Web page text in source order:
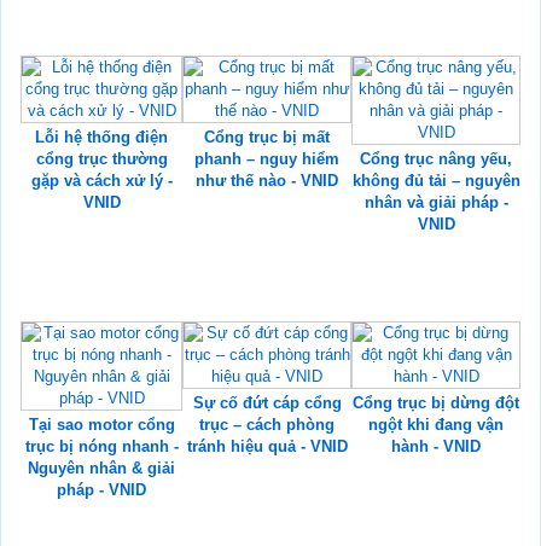
Lỗi hệ thống điện
cổng trục thường
gặp và cách xử lý -
VNID
Cổng trục bị mất
phanh – nguy hiểm
như thế nào - VNID
Cổng trục nâng yếu,
không đủ tải – nguyên
nhân và giải pháp -
VNID
Tại sao motor cổng
trục bị nóng nhanh -
Nguyên nhân & giải
pháp - VNID
Sự cố đứt cáp cổng
trục – cách phòng
tránh hiệu quả - VNID
Cổng trục bị dừng đột
ngột khi đang vận
hành - VNID